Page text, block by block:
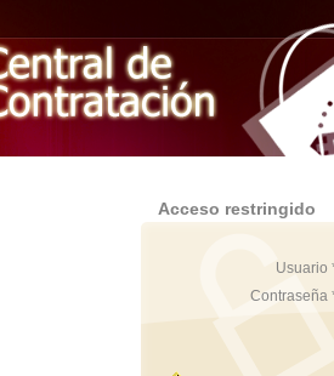
Acceso restringido
Usuario
Contraseña